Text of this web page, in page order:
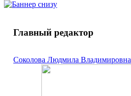
Главный редактор
Соколова Людмила Владимировна